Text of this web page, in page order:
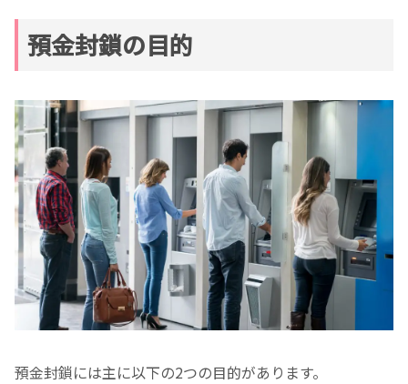
預金封鎖の目的
預金封鎖には主に以下の2つの目的があります。